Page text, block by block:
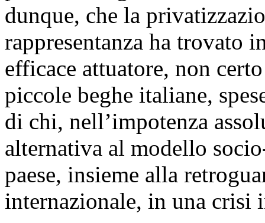
dunque, che la
rappresentanza ha trovato
efficace attuatore, non
piccole beghe italiane,
di chi, nell’impotenza
alternativa al modello
paese, insieme alla
internazionale, in una crisi